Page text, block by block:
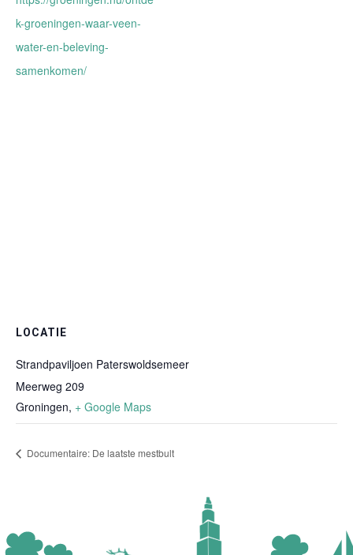
k-groeningen-waar-veen-
water-en-beleving-
samenkomen/
LOCATIE
Strandpaviljoen Paterswoldsemeer
Meerweg 209
Groningen, + Google Maps
Documentaire: De laatste mestbult